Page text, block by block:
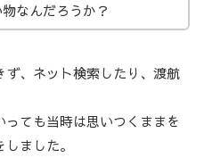
なんだろうか？
、ネット検索したり、渡航
ても当時は思いつくままを
ました。